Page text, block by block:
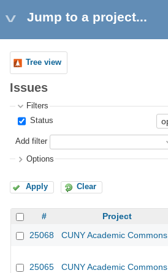
Jump to a project...
Tree view
Issues
Filters
Status
Add filter
Options
Apply Clear
# Project
25068
CUNY Academic Commons
25065 CUNY Academic Commons